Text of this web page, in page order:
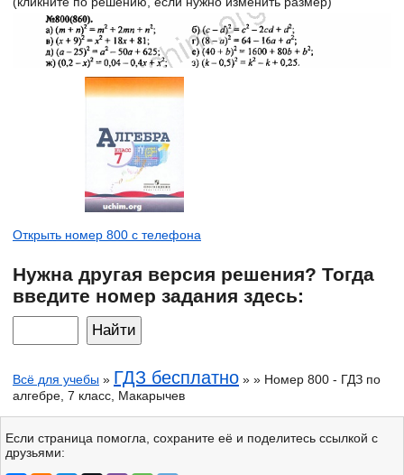
Открыть номер 800 с телефона
Нужна другая версия решения? Тогда
введите номер задания здесь:
Всё для учебы » ГДЗ бесплатно » » Номер 800 - ГДЗ по
алгебре, 7 класс, Макарычев
Если страница помогла, сохраните её и поделитесь ссылкой с
друзьями: